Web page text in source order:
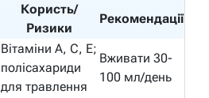
Користь/
Ризики
Рекомендації
Вітаміни A, C, E;
полісахариди
для травлення
Вживати 30-
100 мл/день